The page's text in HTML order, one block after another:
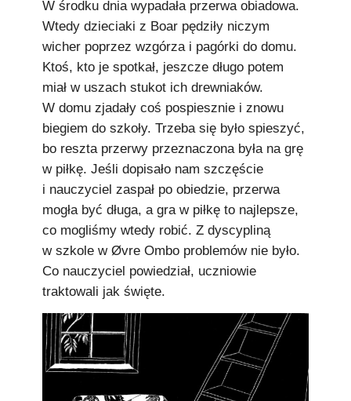
W środku dnia wypadała przerwa obiadowa.
Wtedy dzieciaki z Boar pędziły niczym
wicher poprzez wzgórza i pagórki do domu.
Ktoś, kto je spotkał, jeszcze długo potem
miał w uszach stukot ich drewniaków.
W domu zjadały coś pospiesznie i znowu
biegiem do szkoły. Trzeba się było spieszyć,
bo reszta przerwy przeznaczona była na grę
w piłkę. Jeśli dopisało nam szczęście
i nauczyciel zaspał po obiedzie, przerwa
mogła być długa, a gra w piłkę to najlepsze,
co mogliśmy wtedy robić. Z dyscypliną
w szkole w Øvre Ombo problemów nie było.
Co nauczyciel powiedział, uczniowie
traktowali jak święte.